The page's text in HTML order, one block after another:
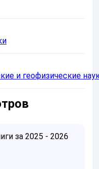
и геофизические
за 2025 - 2026